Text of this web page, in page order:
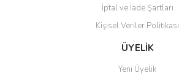
Gönder
İptal ve İade Şartları
Kişisel Veriler Politikası
ÜYELİK
Yeni Üyelik